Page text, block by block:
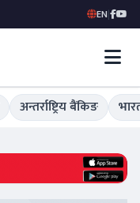
EN|
अन्तर्राष्ट्रिय बैंकिङ